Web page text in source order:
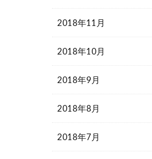
2018年11月
2018年10月
2018年9月
2018年8月
2018年7月